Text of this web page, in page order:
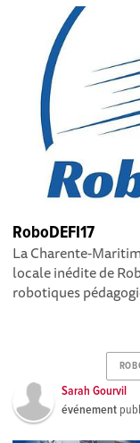
RoboDEFI17
La
locale inédite de
robotiques
Sarah Gourvil
événement